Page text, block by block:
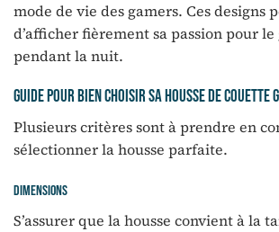
mode de vie des gamers. Ces designs
d’afficher fièrement sa passion pour
pendant la nuit.
Guide pour bien choisir sa housse de couette
Plusieurs critères sont à prendre en
sélectionner la housse parfaite.
Dimensions
S’assurer que la housse convient à la